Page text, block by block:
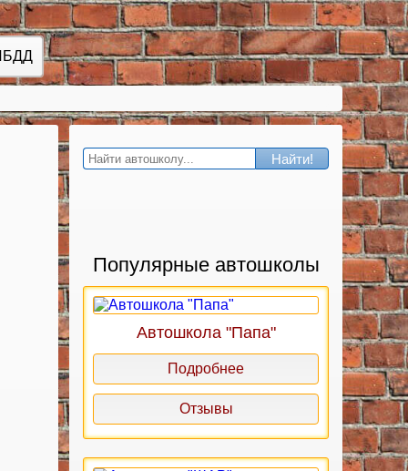
Найти!
Популярные автошколы
Автошкола "Папа"
Подробнее
Отзывы